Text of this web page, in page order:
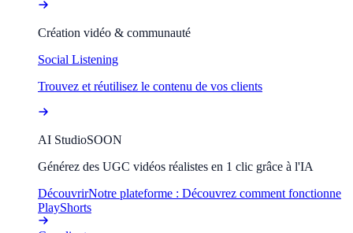
Création vidéo & communauté
Social Listening
Trouvez et réutilisez le contenu de vos clients
AI StudioSOON
Générez des UGC vidéos réalistes en 1 clic grâce à l'IA
DécouvrirNotre plateforme : Découvrez comment fonctionne
PlayShorts